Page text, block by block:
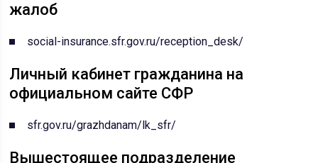
жалоб
social-insurance.sfr.gov.ru/reception_desk/
Личный кабинет гражданина на
официальном сайте СФР
sfr.gov.ru/grazhdanam/lk_sfr/
Вышестоящее подразделение